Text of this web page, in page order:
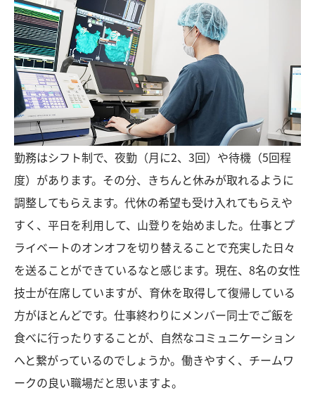
勤務はシフト制で、夜勤（月に2、3回）や待機（5回程
度）があります。その分、きちんと休みが取れるように
調整してもらえます。代休の希望も受け入れてもらえや
すく、平日を利用して、山登りを始めました。仕事とプ
ライベートのオンオフを切り替えることで充実した日々
を送ることができているなと感じます。現在、8名の女性
技士が在席していますが、育休を取得して復帰している
方がほとんどです。仕事終わりにメンバー同士でご飯を
食べに行ったりすることが、自然なコミュニケーション
へと繋がっているのでしょうか。働きやすく、チームワ
ークの良い職場だと思いますよ。